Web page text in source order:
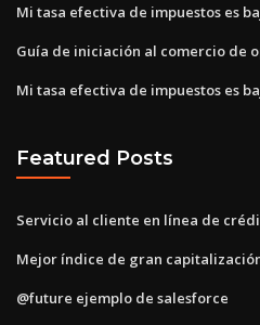
Mi tasa efectiva de impuestos es
Guía de iniciación al comercio de
Mi tasa efectiva de impuestos es
Featured Posts
Servicio al cliente en línea de
Mejor índice de gran
@future ejemplo de salesforce